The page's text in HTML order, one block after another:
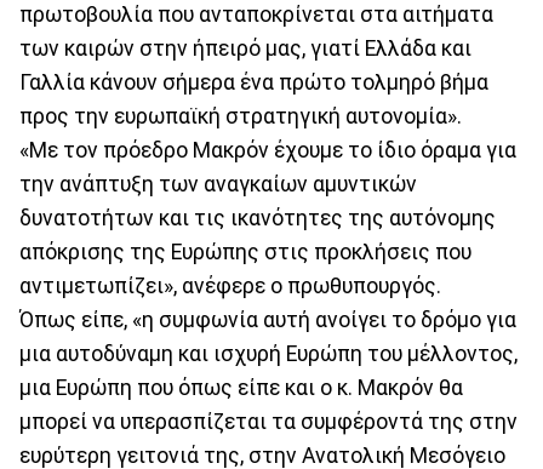
πρωτοβουλία που ανταποκρίνεται στα αιτήματα
των καιρών στην ήπειρό μας, γιατί Ελλάδα και
Γαλλία κάνουν σήμερα ένα πρώτο τολμηρό βήμα
προς την ευρωπαϊκή στρατηγική αυτονομία».
«Με τον πρόεδρο Μακρόν έχουμε το ίδιο όραμα για
την ανάπτυξη των αναγκαίων αμυντικών
δυνατοτήτων και τις ικανότητες της αυτόνομης
απόκρισης της Ευρώπης στις προκλήσεις που
αντιμετωπίζει», ανέφερε ο πρωθυπουργός.
Όπως είπε, «η συμφωνία αυτή ανοίγει το δρόμο για
μια αυτοδύναμη και ισχυρή Ευρώπη του μέλλοντος,
μια Ευρώπη που όπως είπε και ο κ. Μακρόν θα
μπορεί να υπερασπίζεται τα συμφέροντά της στην
ευρύτερη γειτονιά της, στην Ανατολική Μεσόγειο